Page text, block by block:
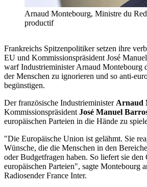
Arnaud Montebourg, Ministre du
productif
Frankreichs Spitzenpolitiker setzen ihre
EU und Kommissionspräsident José
warf Industrieminister Arnaud Montebourg
der Menschen zu ignorieren und so anti-
begünstigen.
Der französische Industrieminister Arnaud
Kommissionspräsident José Manuel
europäischen Parteien in die Hände zu
"Die Europäische Union ist gelähmt. Sie
Wünsche, die die Menschen in den
oder Budgetfragen haben. So liefert sie
europäischen Parteien", sagte Montebourg
Radiosender France Inter.